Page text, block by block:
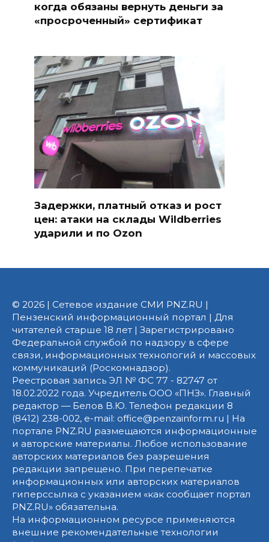
когда обязаны вернуть деньги за
«просроченный» сертификат
Задержки, платный отказ и рост
цен: атаки на склады Wildberries
ударили и по Ozon
© 2026 | Сетевое издание СМИ PNZ.RU |
Пензенский информационный портал | Для
читателей старше 18 лет | Зарегистрировано
Федеральной службой по надзору в сфере
связи, информационных технологий и массовых
коммуникаций (Роскомнадзор).
Реестровая запись ЭЛ № ФС 77 - 82747 от
18.02.2022 года. Учредитель ООО «ПНЗ». Главный
редактор — Белов В.Ю. Телефон редакции 8
(8412) 238-002, e-mail: office@penzainform.ru | На
портале PNZ.RU размещаются информационные
и авторские материалы. Любое использование
авторских материалов без разрешения
редакции запрещено. При перепечатке
информационных или авторских материалов
гиперссылка с указанием «как сообщает портал
PNZ.RU» обязательна.
На информационном ресурсе применяются
внешние рекомендательные технологии